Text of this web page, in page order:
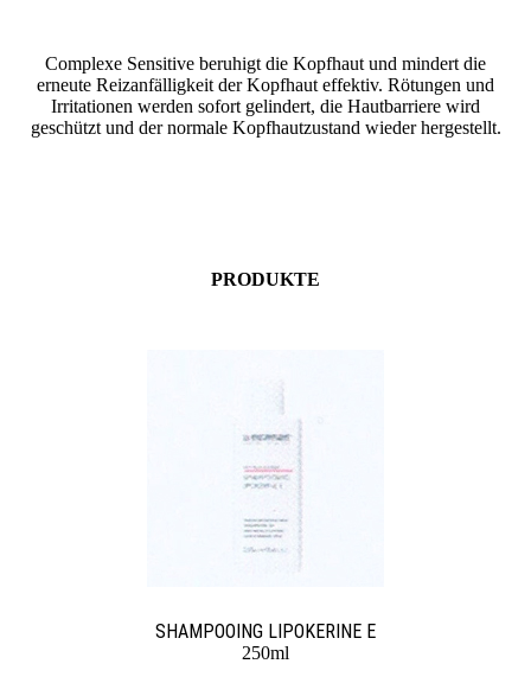
Complexe Sensitive beruhigt die Kopfhaut und mindert die
erneute Reizanfälligkeit der Kopfhaut effektiv. Rötungen und
Irritationen werden sofort gelindert, die Hautbarriere wird
geschützt und der normale Kopfhautzustand wieder hergestellt.
PRODUKTE
SHAMPOOING LIPOKERINE E
250ml